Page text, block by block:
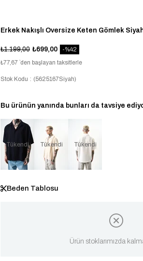
Erkek Nakışlı Oversize Keten Gömlek
₺1.199,00 ₺699,00
42
₺77,67 `den başlayan taksitlerle
Stok Kodu (5625167Siyah)
Bu ürünün yanında bunları da tavsiye
Tükendi Tükendi Tükendi
Beden Tablosu
Ürün stoklarımızda